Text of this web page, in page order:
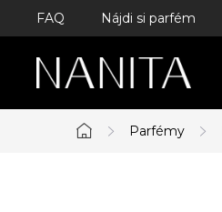
Prejsť
obsah
FAQ Nájdi si parfém
Domov
Parfémy